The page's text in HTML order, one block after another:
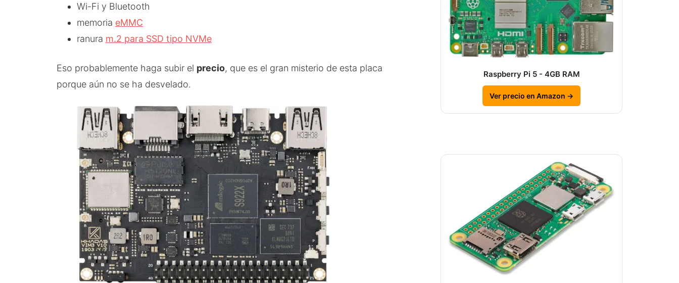
Wi-Fi y Bluetooth
memoria eMMC
ranura m.2 para SSD tipo NVMe
Eso probablemente haga subir el precio, que es el gran misterio de esta placa
porque aún no se ha desvelado.
Raspberry Pi 5 - 4GB RAM
Ver precio en Amazon →